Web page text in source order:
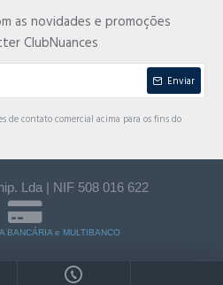
as novidades e promoções
ClubNuances
Enviar
de contato comercial acima para os fins do
Lda | NIF 508 016 622
BANCÁRIA e MULTIBANCO